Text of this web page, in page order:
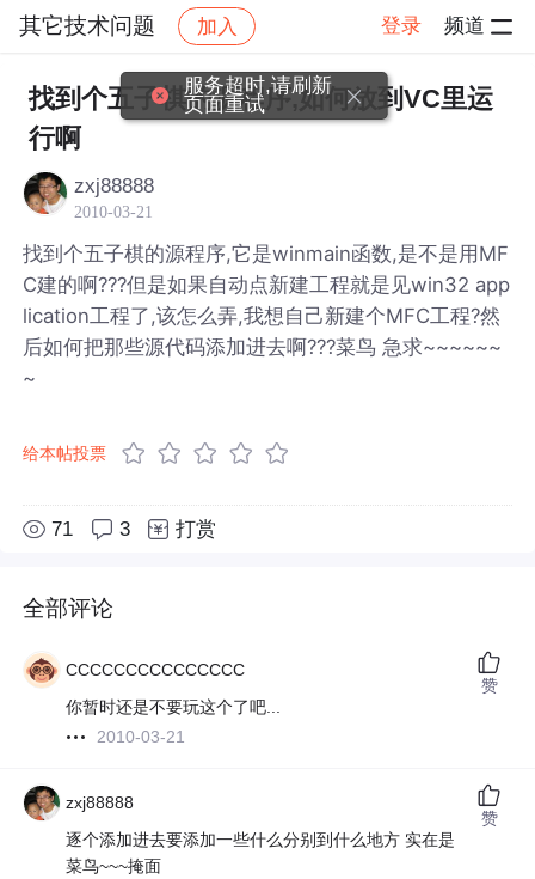
其它技术问题 加入 登录 频道
社区 其它技术问题 帖子详情
找到个五子棋的源程序,如何放到VC里运
行啊
zxj88888
2010-03-21
找到个五子棋的源程序,它是winmain函数,是不是用MF
C建的啊???但是如果自动点新建工程就是见win32 app
lication工程了,该怎么弄,我想自己新建个MFC工程?然
后如何把那些源代码添加进去啊???菜鸟 急求~~~~~~
~
给本帖投票
71 3 打赏
全部评论
CCCCCCCCCCCCCCC
你暂时还是不要玩这个了吧...
2010-03-21
赞
zxj88888
逐个添加进去要添加一些什么分别到什么地方 实在是
菜鸟~~~掩面
赞
服务超时,请刷新
页面重试